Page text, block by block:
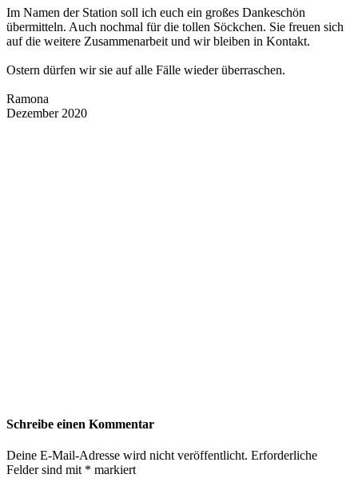
Im Namen der Station soll ich euch ein großes Dankeschön
übermitteln. Auch nochmal für die tollen Söckchen. Sie freuen sich
auf die weitere Zusammenarbeit und wir bleiben in Kontakt.
Ostern dürfen wir sie auf alle Fälle wieder überraschen.
Ramona
Dezember 2020
Schreibe einen Kommentar
Deine E-Mail-Adresse wird nicht veröffentlicht. Erforderliche
Felder sind mit * markiert